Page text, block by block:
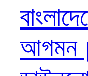
আগমন